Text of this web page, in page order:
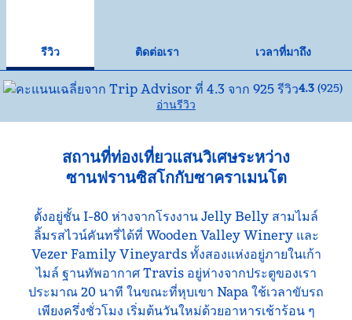
รีวิว ติดต่อเรา
เวลาที่มาถึง
4.3 (925)
อ่านรีวิว
สถานที่ท่องเที่ยวแสนวิเศษระหว่าง
ซานฟรานซิสโกกับซาคราเมนโต
ตั้งอยู่ชั้น I-80 ห่างจากโรงงาน Jelly Belly สามไมล์
ลิ้มรสไวน์คันทรี่ได้ที่ Wooden Valley Winery และ
Vezer Family Vineyards ทั้งสองแห่งอยู่ภายในเก้า
ไมล์ ฐานทัพอากาศ Travis อยู่ห่างจากประตูของเรา
ประมาณ 20 นาที ในขณะที่หุบเขา Napa ใช้เวลาขับรถ
เพียงครึ่งชั่วโมง เริ่มต้นวันใหม่ด้วยอาหารเช้าร้อน ๆ